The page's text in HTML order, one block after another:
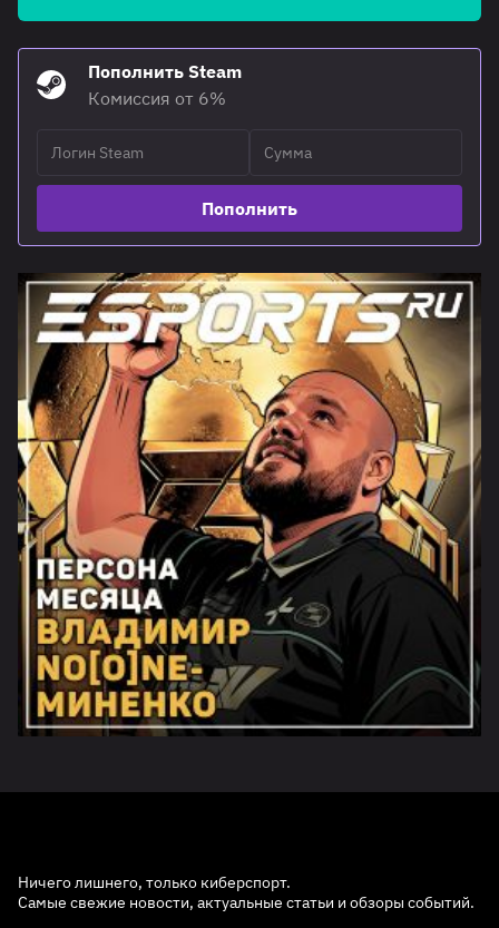
Пополнить Steam
Комиссия от 6%
Пополнить
Ничего лишнего, только киберспорт.
Самые свежие новости, актуальные статьи и обзоры событий.